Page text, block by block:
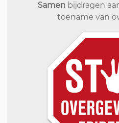
Samen bijdragen
toename van